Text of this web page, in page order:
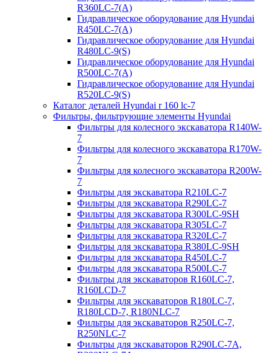
R360LC-7(A)
Гидравлическое оборудование для Hyundai
R450LC-7(A)
Гидравлическое оборудование для Hyundai
R480LC-9(S)
Гидравлическое оборудование для Hyundai
R500LC-7(A)
Гидравлическое оборудование для Hyundai
R520LC-9(S)
Каталог деталей Hyundai r 160 lc-7
Фильтры, фильтрующие элементы Hyundai
Фильтры для колесного экскаватора R140W-
7
Фильтры для колесного экскаватора R170W-
7
Фильтры для колесного экскаватора R200W-
7
Фильтры для экскаватора R210LC-7
Фильтры для экскаватора R290LC-7
Фильтры для экскаватора R300LC-9SH
Фильтры для экскаватора R305LC-7
Фильтры для экскаватора R320LC-7
Фильтры для экскаватора R380LC-9SH
Фильтры для экскаватора R450LC-7
Фильтры для экскаватора R500LC-7
Фильтры для экскаваторов R160LC-7,
R160LCD-7
Фильтры для экскаваторов R180LC-7,
R180LCD-7, R180NLC-7
Фильтры для экскаваторов R250LC-7,
R250NLC-7
Фильтры для экскаваторов R290LC-7A,